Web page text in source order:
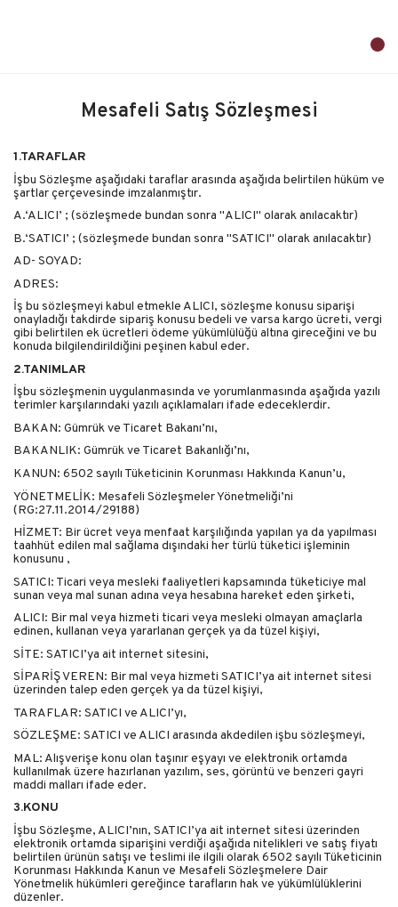
Mesafeli Satış Sözleşmesi
1.TARAFLAR
İşbu Sözleşme aşağıdaki taraflar arasında aşağıda belirtilen hüküm ve
şartlar çerçevesinde imzalanmıştır.
A.‘ALICI’ ; (sözleşmede bundan sonra "ALICI" olarak anılacaktır)
B.‘SATICI’ ; (sözleşmede bundan sonra "SATICI" olarak anılacaktır)
AD- SOYAD:
ADRES:
İş bu sözleşmeyi kabul etmekle ALICI, sözleşme konusu siparişi
onayladığı takdirde sipariş konusu bedeli ve varsa kargo ücreti, vergi
gibi belirtilen ek ücretleri ödeme yükümlülüğü altına gireceğini ve bu
konuda bilgilendirildiğini peşinen kabul eder.
2.TANIMLAR
İşbu sözleşmenin uygulanmasında ve yorumlanmasında aşağıda yazılı
terimler karşılarındaki yazılı açıklamaları ifade edeceklerdir.
BAKAN: Gümrük ve Ticaret Bakanı’nı,
BAKANLIK: Gümrük ve Ticaret Bakanlığı’nı,
KANUN: 6502 sayılı Tüketicinin Korunması Hakkında Kanun’u,
YÖNETMELİK: Mesafeli Sözleşmeler Yönetmeliği’ni
(RG:27.11.2014/29188)
HİZMET: Bir ücret veya menfaat karşılığında yapılan ya da yapılması
taahhüt edilen mal sağlama dışındaki her türlü tüketici işleminin
konusunu ,
SATICI: Ticari veya mesleki faaliyetleri kapsamında tüketiciye mal
sunan veya mal sunan adına veya hesabına hareket eden şirketi,
ALICI: Bir mal veya hizmeti ticari veya mesleki olmayan amaçlarla
edinen, kullanan veya yararlanan gerçek ya da tüzel kişiyi,
SİTE: SATICI’ya ait internet sitesini,
SİPARİŞ VEREN: Bir mal veya hizmeti SATICI’ya ait internet sitesi
üzerinden talep eden gerçek ya da tüzel kişiyi,
TARAFLAR: SATICI ve ALICI’yı,
SÖZLEŞME: SATICI ve ALICI arasında akdedilen işbu sözleşmeyi,
MAL: Alışverişe konu olan taşınır eşyayı ve elektronik ortamda
kullanılmak üzere hazırlanan yazılım, ses, görüntü ve benzeri gayri
maddi malları ifade eder.
3.KONU
İşbu Sözleşme, ALICI’nın, SATICI’ya ait internet sitesi üzerinden
elektronik ortamda siparişini verdiği aşağıda nitelikleri ve satış fiyatı
belirtilen ürünün satışı ve teslimi ile ilgili olarak 6502 sayılı Tüketicinin
Korunması Hakkında Kanun ve Mesafeli Sözleşmelere Dair
Yönetmelik hükümleri gereğince tarafların hak ve yükümlülüklerini
düzenler.